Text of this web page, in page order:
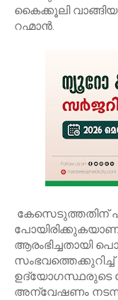
കൈക്കൂലി
റഹ്മാൻ.
കേസെടുത്തതിന്
പോയിരിക്കുകയാണ്.
ആരംഭിച്ചതായി
ഉദ്യോഗസ്ഥരുടെ
അന്വേഷണം